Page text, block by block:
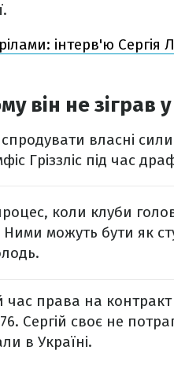
інтерв'ю Сергія
він не зіграв
власні
Гріззліс під час
коли клуби
можуть бути як
час права на
Сергій своє не
в Україні.